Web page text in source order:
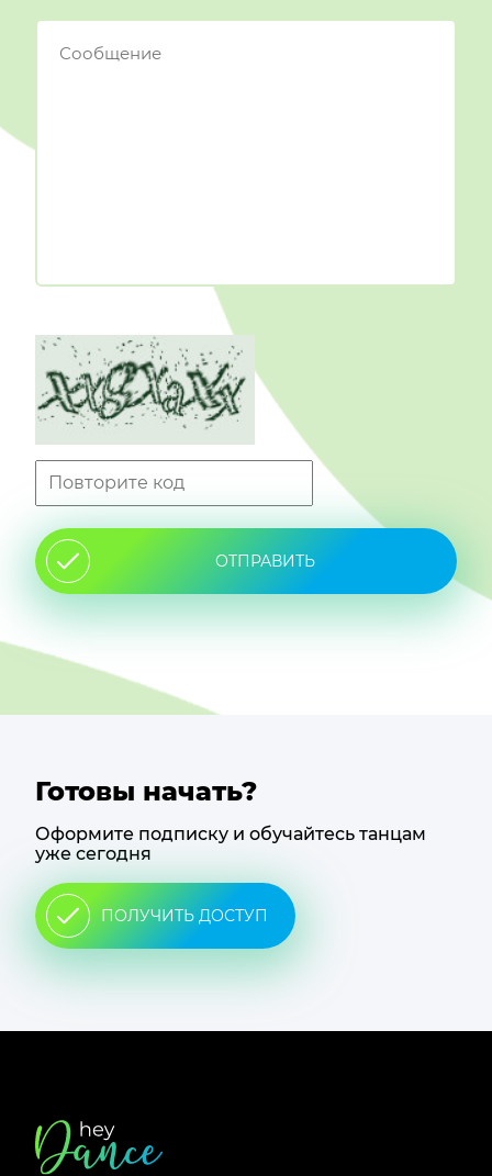
ОТПРАВИТЬ
Готовы начать?
Оформите подписку и обучайтесь танцам
уже сегодня
ПОЛУЧИТЬ ДОСТУП
Футер